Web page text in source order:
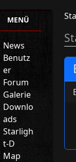
MENÜ
News
Benutz
er
Forum
Galerie
Downlo
ads
Starligh
t-D
Map